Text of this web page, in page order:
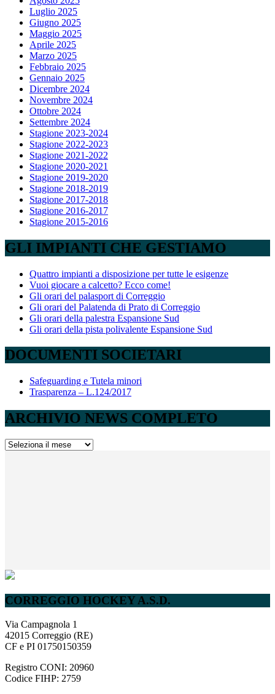
Luglio 2025
Giugno 2025
Maggio 2025
Aprile 2025
Marzo 2025
Febbraio 2025
Gennaio 2025
Dicembre 2024
Novembre 2024
Ottobre 2024
Settembre 2024
Stagione 2023-2024
Stagione 2022-2023
Stagione 2021-2022
Stagione 2020-2021
Stagione 2019-2020
Stagione 2018-2019
Stagione 2017-2018
Stagione 2016-2017
Stagione 2015-2016
GLI IMPIANTI CHE GESTIAMO
Quattro impianti a disposizione per tutte le esigenze
Vuoi giocare a calcetto? Ecco come!
Gli orari del palasport di Correggio
Gli orari del Palatenda di Prato di Correggio
Gli orari della palestra Espansione Sud
Gli orari della pista polivalente Espansione Sud
DOCUMENTI SOCIETARI
Safeguarding e Tutela minori
Trasparenza – L.124/2017
ARCHIVIO NEWS COMPLETO
ARCHIVIO
CORREGGIO HOCKEY A.S.D.
Via Campagnola 1
42015 Correggio (RE)
CF e PI 01750150359
Registro CONI: 20960
Codice FIHP: 2759